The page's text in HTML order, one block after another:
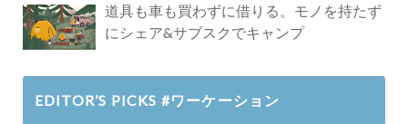
道具も車も買わずに借りる。モノを持たず
にシェア&サブスクでキャンプ
EDITOR’S PICKS #ワーケーション